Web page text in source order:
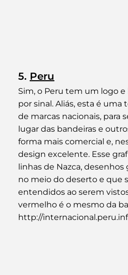
5. Peru
Sim, o Peru tem um logo
por sinal. Aliás, esta é uma
de marcas nacionais, para
lugar das bandeiras e
forma mais comercial e,
design excelente. Esse
linhas de Nazca,
no meio do deserto e que
entendidos ao serem
vermelho é o mesmo da
http://